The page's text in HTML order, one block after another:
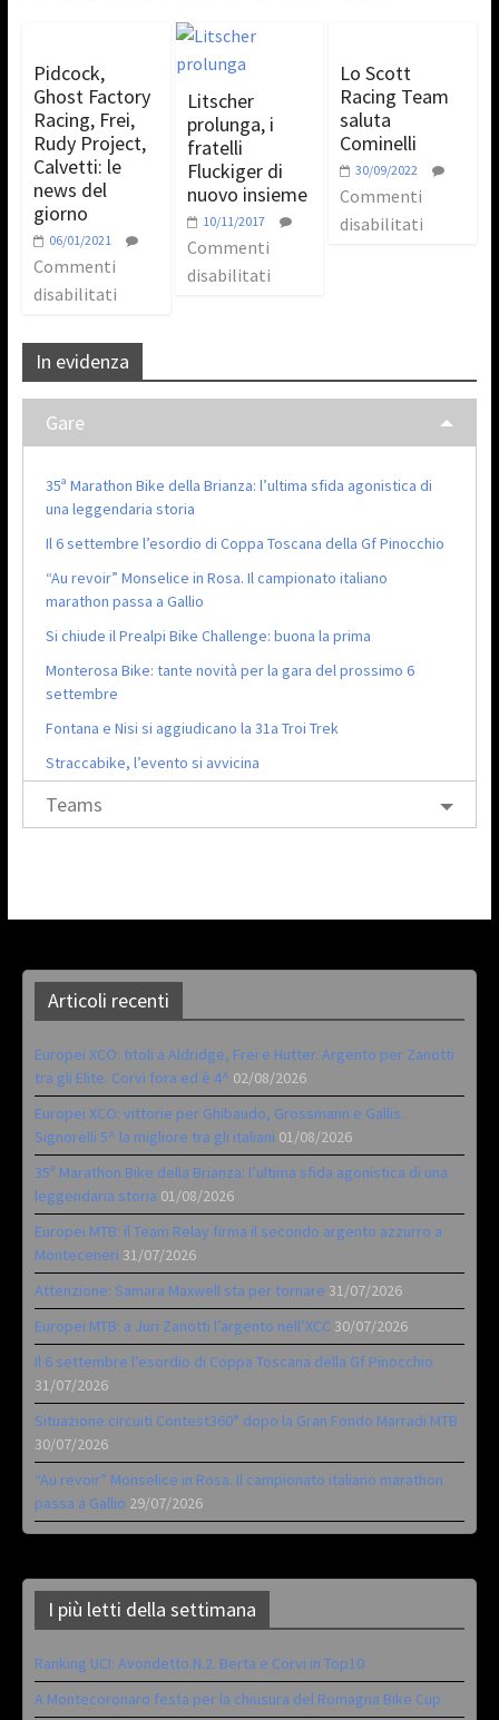
Pidcock,
Ghost Factory
Racing, Frei,
Rudy Project,
Calvetti: le
news del
giorno
06/01/2021
Commenti
disabilitati
Litscher
prolunga, i
fratelli
Fluckiger di
nuovo insieme
10/11/2017
Commenti
disabilitati
Lo Scott
Racing Team
saluta
Cominelli
30/09/2022
Commenti
disabilitati
In evidenza
Gare
35ª Marathon Bike della Brianza: l’ultima sfida agonistica di
una leggendaria storia
Il 6 settembre l’esordio di Coppa Toscana della Gf Pinocchio
“Au revoir” Monselice in Rosa. Il campionato italiano
marathon passa a Gallio
Si chiude il Prealpi Bike Challenge: buona la prima
Monterosa Bike: tante novità per la gara del prossimo 6
settembre
Fontana e Nisi si aggiudicano la 31a Troi Trek
Straccabike, l’evento si avvicina
Teams
Articoli recenti
Europei XCO: titoli a Aldridge, Frei e Hutter. Argento per Zanotti
tra gli Elite. Corvi fora ed è 4^ 02/08/2026
Europei XCO: vittorie per Ghibaudo, Grossmann e Gallis.
Signorelli 5^ la migliore tra gli italiani 01/08/2026
35ª Marathon Bike della Brianza: l’ultima sfida agonistica di una
leggendaria storia 01/08/2026
Europei MTB: il Team Relay firma il secondo argento azzurro a
Monteceneri 31/07/2026
Attenzione: Samara Maxwell sta per tornare 31/07/2026
Europei MTB: a Juri Zanotti l’argento nell’XCC 30/07/2026
Il 6 settembre l’esordio di Coppa Toscana della Gf Pinocchio
31/07/2026
Situazione circuiti Contest360° dopo la Gran Fondo Marradi MTB
30/07/2026
“Au revoir” Monselice in Rosa. Il campionato italiano marathon
passa a Gallio 29/07/2026
I più letti della settimana
Ranking UCI: Avondetto N.2. Berta e Corvi in Top10
A Montecoronaro festa per la chiusura del Romagna Bike Cup